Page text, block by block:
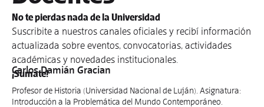
No te pierdas nada de la Universidad
Suscribite a nuestros canales oficiales y recibí información
actualizada sobre eventos, convocatorias, actividades
académicas y novedades institucionales.
¡Sumate!
Carlos Damián Gracian
Profesor de Historia (Universidad Nacional de Luján). Asignatura:
Introducción a la Problemática del Mundo Contemporáneo.